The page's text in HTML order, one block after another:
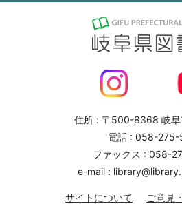
住所 : 〒500-8368 岐阜
電話 : 058-275-
ファックス : 058-
e-mail :
サイトについて ご意見